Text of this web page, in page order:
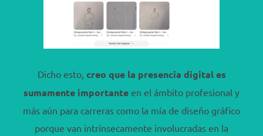
Dicho esto, creo que la presencia digital es
sumamente importante en el ámbito profesional y
más aún para carreras como la mía de diseño gráfico
porque van intrínsecamente involucradas en la